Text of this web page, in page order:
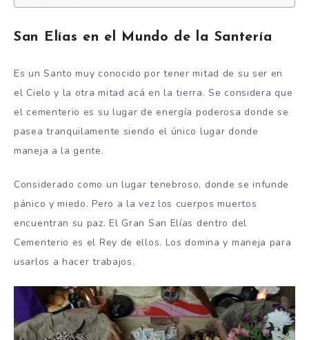
San Elías en el Mundo de la Santería
Es un Santo muy conocido por tener mitad de su ser en
el Cielo y la otra mitad acá en la tierra. Se considera que
el cementerio es su lugar de energía poderosa donde se
pasea tranquilamente siendo el único lugar donde
maneja a la gente.
Considerado como un lugar tenebroso, donde se infunde
pánico y miedo. Pero a la vez los cuerpos muertos
encuentran su paz. El Gran San Elías dentro del
Cementerio es el Rey de ellos. Los domina y maneja para
usarlos a hacer trabajos.